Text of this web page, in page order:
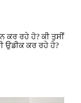
ਕਰ ਰਹੇ ਹੋ? ਕੀ ਤੁਸੀਂ
ਉਡੀਕ ਕਰ ਰਹੇ ਹੋ?